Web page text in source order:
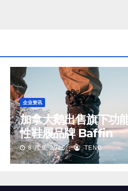
企业资讯
加拿大鹅出售旗下功
性鞋履品牌 Baffin
8 月 8, 2026 TENG